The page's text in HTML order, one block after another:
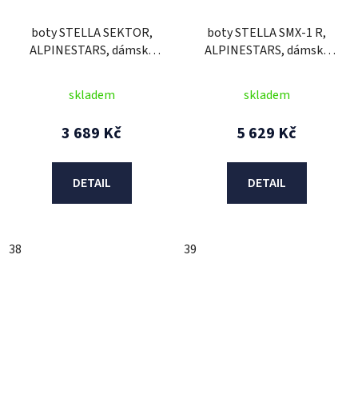
boty STELLA SEKTOR,
ALPINESTARS, dámské
skladem
3 689 Kč
DETAIL
38
boty STELLA SMX-1 R,
ALPINESTARS, dámské
skladem
5 629 Kč
DETAIL
39